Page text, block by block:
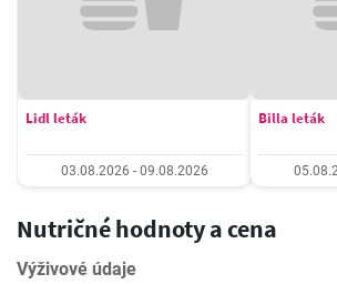
Lidl leták
03.08.2026 - 09.08.2026
Billa leták
Nutričné hodnoty a cena
Výživové údaje